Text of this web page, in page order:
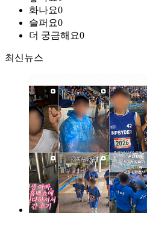
화나요0
슬퍼요0
더 궁금해요0
최신뉴스